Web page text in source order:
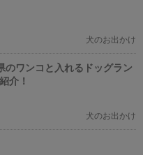
犬のお出かけ
のワンコと入れるドッグラン
介！
犬のお出かけ